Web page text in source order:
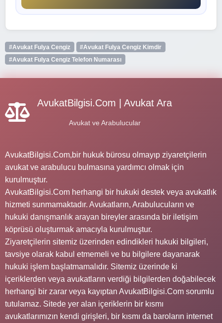
#Avukat Fulya Cengiz
#Avukat Fulya Cengiz Kimdir
#Avukat Fulya Cengiz Telefon Numarası
AvukatBilgisi.Com | Avukat Ara
Avukat ve Arabulucular
AvukatBilgisi.Com,bir hukuk bürosu olmayıp ziyaretçilerin
avukat ve arabulucu bulmasına yardımcı olmak için
kurulmuştur.
AvukatBilgisi.Com herhangi bir hukuki destek veya avukatlık
hizmeti sunmamaktadır. Avukatların, Arabulucuların ve
hukuki danışmanlık arayan bireyler arasında bir iletişim
köprüsü oluşturmak amacıyla kurulmuştur.
Ziyaretçilerin sitemiz üzerinden edindikleri hukuki bilgileri,
tavsiye olarak kabul etmemeli ve bu bilgilere dayanarak
hukuki işlem başlatmamalıdır. Sitemiz üzerinde ki
içeriklerden veya avukatların verdiği bilgilerden doğabilecek
herhangi bir zarar veya kayıptan AvukatBilgisi.Com sorumlu
tutulamaz. Sitede yer alan içeriklerin bir kısmı
avukatlarımızın kendi girişleri, bir kısmı da baroların internet